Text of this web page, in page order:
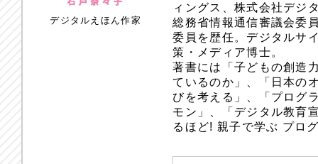
デジタルえほん作家
ィングス、株式会社デジ
総務省情報通信審議会委
委員を歴任。デジタルサ
策・メディア博士。
著書には「子どもの創造
ているのか」、「日本の
びを考える」、「プログ
モン」、「デジタル教育
るほど! 親子で学ぶ プロ